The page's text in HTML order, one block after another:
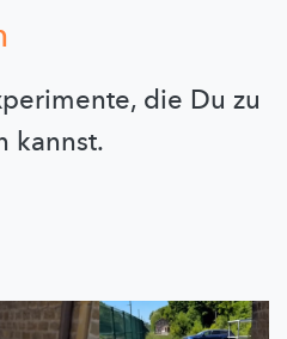
die Du zu
kannst.